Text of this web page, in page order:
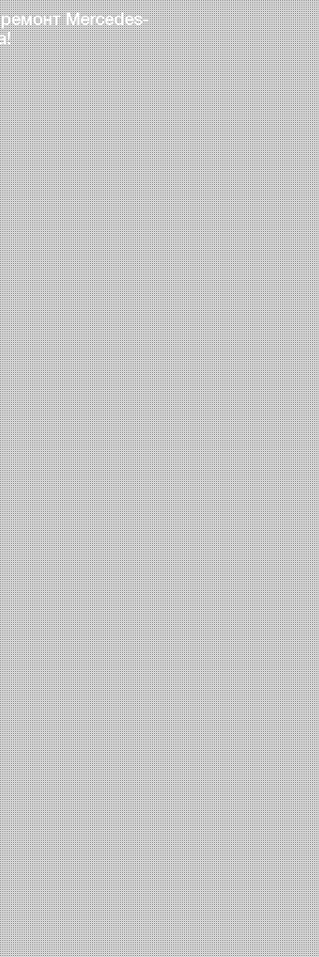
Mercedes-